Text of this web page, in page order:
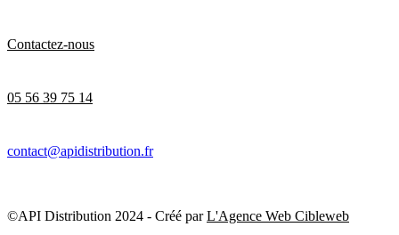
Contactez-nous
05 56 39 75 14
contact@apidistribution.fr
©API Distribution 2024 - Créé parL'Agence Web Cibleweb